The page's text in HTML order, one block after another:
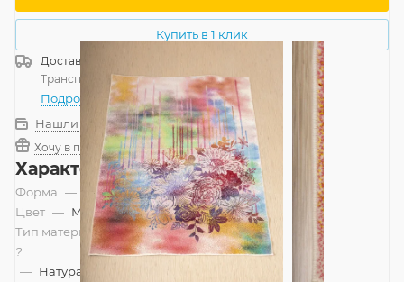
Купить в 1 клик
Доставка
Транспортной компанией—бесплатно
Подробнее
Нашли дешевле?
Хочу в подарок
Характеристики
Форма —
Прямоугольник
Цвет — Мультиколор
Тип материала
?
— Натуральный, Смешанный